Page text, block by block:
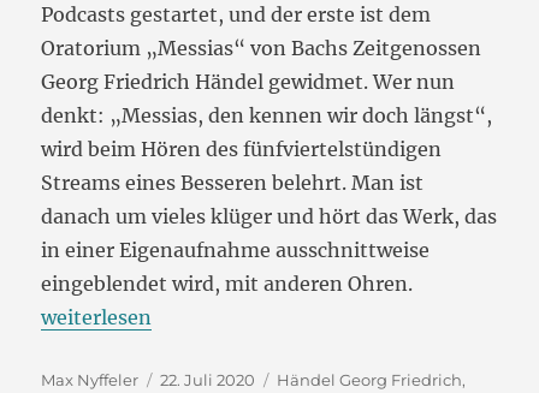
Podcasts gestartet, und der erste ist dem
Oratorium „Messias“ von Bachs Zeitgenossen
Georg Friedrich Händel gewidmet. Wer nun
denkt: „Messias, den kennen wir doch längst“,
wird beim Hören des fünfviertelstündigen
Streams eines Besseren belehrt. Man ist
danach um vieles klüger und hört das Werk, das
in einer Eigenaufnahme ausschnittweise
eingeblendet wird, mit anderen Ohren.
„Bachakademie Stuttgart
weiterlesen
Autor
Max Nyffeler
Veröffentlicht
22. Juli 2020 Kategorien
Händel Georg Friedrich,